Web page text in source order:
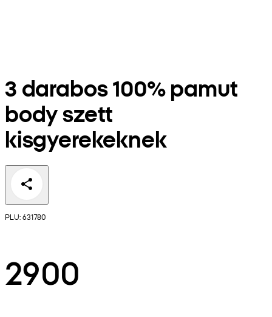
3 darabos 100% pamut
body szett
kisgyerekeknek
PLU: 631780
2900